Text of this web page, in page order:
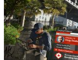
High-Tech
High-Tech
Les circuits